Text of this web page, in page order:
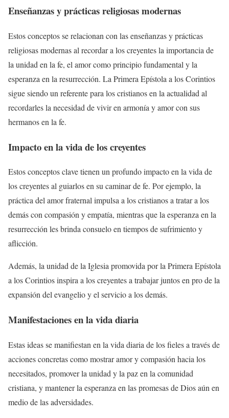
Enseñanzas y prácticas religiosas modernas
Estos conceptos se relacionan con las enseñanzas y prácticas
religiosas modernas al recordar a los creyentes la importancia de
la unidad en la fe, el amor como principio fundamental y la
esperanza en la resurrección. La Primera Epístola a los Corintios
sigue siendo un referente para los cristianos en la actualidad al
recordarles la necesidad de vivir en armonía y amor con sus
hermanos en la fe.
Impacto en la vida de los creyentes
Estos conceptos clave tienen un profundo impacto en la vida de
los creyentes al guiarlos en su caminar de fe. Por ejemplo, la
práctica del amor fraternal impulsa a los cristianos a tratar a los
demás con compasión y empatía, mientras que la esperanza en la
resurrección les brinda consuelo en tiempos de sufrimiento y
aflicción.
Además, la unidad de la Iglesia promovida por la Primera Epístola
a los Corintios inspira a los creyentes a trabajar juntos en pro de la
expansión del evangelio y el servicio a los demás.
Manifestaciones en la vida diaria
Estas ideas se manifiestan en la vida diaria de los fieles a través de
acciones concretas como mostrar amor y compasión hacia los
necesitados, promover la unidad y la paz en la comunidad
cristiana, y mantener la esperanza en las promesas de Dios aún en
medio de las adversidades.